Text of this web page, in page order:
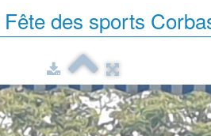
Fête des sports